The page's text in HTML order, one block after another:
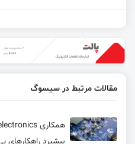
مقالات مرتبط در سیسوگ
پیشبرد راهکارهای